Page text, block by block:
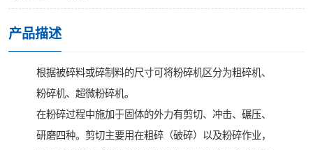
产品描述
根据被碎料或碎制料的尺寸可将粉碎机区分为粗碎机、
粉碎机、超微粉碎机。
在粉碎过程中施加于固体的外力有剪切、冲击、碾压、
研磨四种。剪切主要用在粗碎（破碎）以及粉碎作业，